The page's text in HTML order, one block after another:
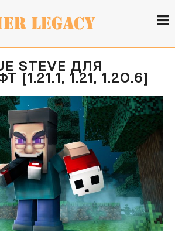
STEVE ДЛЯ
[1.21.1, 1.21, 1.20.6]